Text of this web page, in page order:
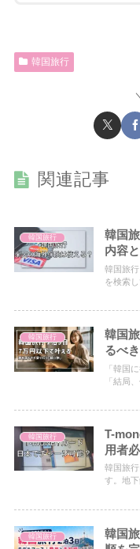
韓国旅行
関連記事
韓国旅行
韓国
内容
韓国旅
を検索
韓国旅行
韓国
るべ
「韓国
「結局
韓国旅行
T-
用者
韓国旅
す。地
韓国旅行
韓国